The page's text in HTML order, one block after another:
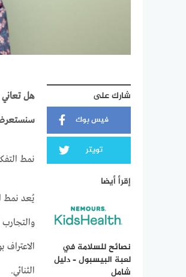
شارك على
فيس بوك
تويتر
إقرأ أيضا
نصائح للسلامة في
لعبة البيسبول – دليل
شامل
هل تعاني
سنستعرض
نمط
يُعد نمط
الثنائي.